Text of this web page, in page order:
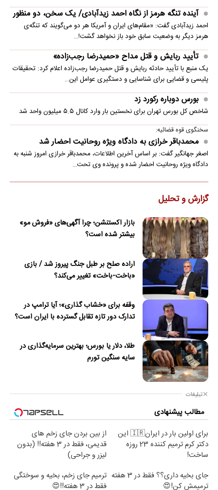
آینده تنگه هرمز از نگاه احمد زیدآبادی/ یک سخن، دو منظور
احمد زیدآبادی گفت: «مقام‌های ایران و آمریکا هر دو می‌گویند که تنگه‌ی
هرمز دیگر به وضعیت سابق خود باز نخواهد گشت!…
تأیید ربایش و قتل مداح «حمیدرضا رجب‌زاده»
یک منبع با تأیید حادثه ربایش و قتل حمیدرضا رجب‌زاده اعلام کرد: تحقیقات
پلیسی و قضایی برای شناسایی و دستگیری عوامل این…
بورس دوباره رکورد زد
شاخص کل بورس تهران برای نخستین ‌بار وارد کانال ۵.۵ میلیون واحد شد
سخنگوی قوه قضائیه:
محمدباقر خرازی به دادگاه ویژه روحانیت احضار شد
اصغر جهانگیر گفت: بر اساس آخرین اطلاعات، محمدباقر خرازی امروز شنبه به
دادگاه ویژه روحانیت احضار شده و پرونده وی تحت…
گزارش و تحلیل
بازار اکستنشن؛ چرا آگهی‌های «فروش مو»
بیشتر شده است؟
اراده صلح بر طبل جنگ پیروز شد / بازی
«باخت-باخت» تغییر می‌کند؟
وقفه برای «خشاب گذاری»؛ آیا ترامپ در
تدارک دور تازه تقابل گسترده با ایران است؟
طلا، دلار یا بورس؛ بهترین سرمایه‌گذاری در
سایه سنگین تورم
تبلیغات
مطالب پیشنهادی
برای اولین بار در ایران🇮🇷 این
دکتر کرم ترمیم کننده 23 روزه
ساخت!
از بین بردن جای زخم های
قدیمی، فقط در 3 هفته!! (بدون
لیزر و جراحی)
جای بخیه داری؟؟ فقط در 3 هفته
ترمیمش کن!😍
ترمیم جای زخم، بخیه و سوختگی
فقط در 3 هفته!!😍